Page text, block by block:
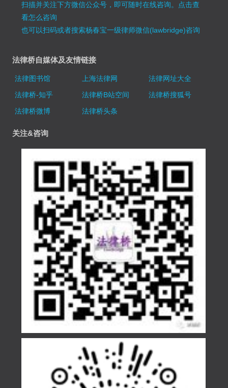
扫描并关注下方微信公众号，即可随时在线咨询。 点击查
看怎么咨询
也可以扫码或者搜索杨春宝一级律师微信(lawbridge)咨询
法律桥自媒体及友情链接
法律图书馆 上海法律网
法律网址大全
法律桥-知乎
法律桥B站空间
法律桥搜狐号
法律桥微博
法律桥头条
关注&咨询